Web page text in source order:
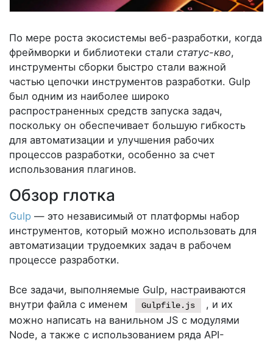
По мере роста экосистемы веб-разработки, когда
фреймворки и библиотеки стали статус-кво,
инструменты сборки быстро стали важной
частью цепочки инструментов разработки. Gulp
был одним из наиболее широко
распространенных средств запуска задач,
поскольку он обеспечивает большую гибкость
для автоматизации и улучшения рабочих
процессов разработки, особенно за счет
использования плагинов.
Обзор глотка
Gulp — это независимый от платформы набор
инструментов, который можно использовать для
автоматизации трудоемких задач в рабочем
процессе разработки.
Все задачи, выполняемые Gulp, настраиваются
внутри файла с именем
Gulpfile.js
, и их
можно написать на ванильном JS с модулями
Node, а также с использованием ряда API-